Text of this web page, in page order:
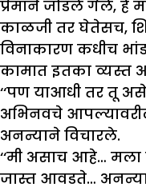
प्रेमाने जोडले गेले, हे
काळजी तर घेतेसच,
विनाकारण कधीच
कामात इतका व्यस्त
‘‘पण याआधी तर तू
अभिनवचे
अनन्याने विचारले.
‘‘मी असाच आहे…
जास्त आवडते… अनन्या